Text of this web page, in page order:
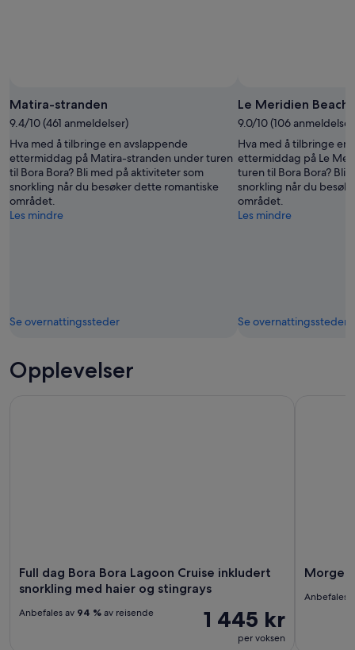
Matira-stranden
9.4/10 (461 anmeldelser)
Hva med å tilbringe en avslappende
ettermiddag på Matira-stranden under turen
til Bora Bora? Bli med på aktiviteter som
snorkling når du besøker dette romantiske
området.
Les mindre
Se overnattingssteder
Le Meridien Beach
9.0/10 (106
Hva med å tilbringe en
ettermiddag på Le
turen til Bora Bora? Bli
snorkling når du
området.
Les mindre
Se overnattingssteder
Opplevelser
Full dag Bora Bora Lagoon Cruise inkludert
snorkling med haier og stingrays
1 445 kr
per voksen
Anbefales av 94 % av reisende
Morgen
Anbefales